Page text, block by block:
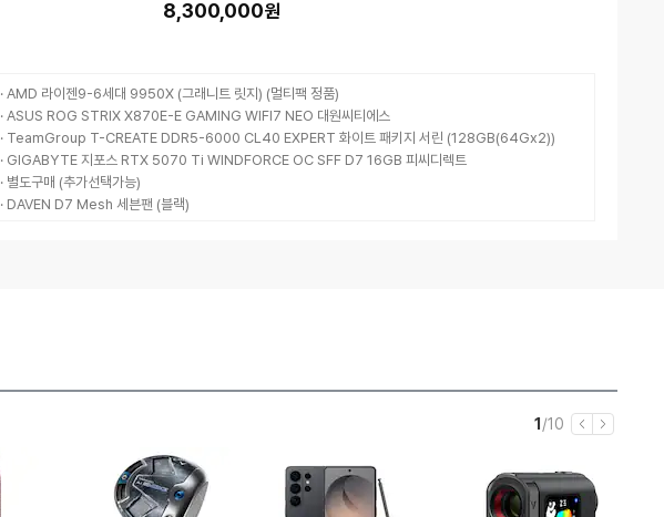
ATMOS II VRM Fan
8,300,000원
· AMD 라이젠9-6세대 9950X (그래니트 릿지) (멀티팩 정품)
· ASUS ROG STRIX X870E-E GAMING WIFI7 NEO 대원씨티에스
· TeamGroup T-CREATE DDR5-6000 CL40 EXPERT 화이트 패키지 서린 (128GB(64Gx2))
· GIGABYTE 지포스 RTX 5070 Ti WINDFORCE OC SFF D7 16GB 피씨디렉트
· 별도구매 (추가선택가능)
· DAVEN D7 Mesh 세븐팬 (블랙)
현
1 /전
10
이 다